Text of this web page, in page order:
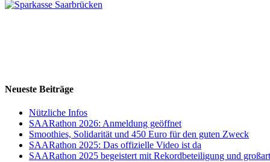
Neueste Beiträge
Nützliche Infos
SAARathon 2026: Anmeldung geöffnet
Smoothies, Solidarität und 450 Euro für den guten Zweck
SAARathon 2025: Das offizielle Video ist da
SAARathon 2025 begeistert mit Rekordbeteiligung und